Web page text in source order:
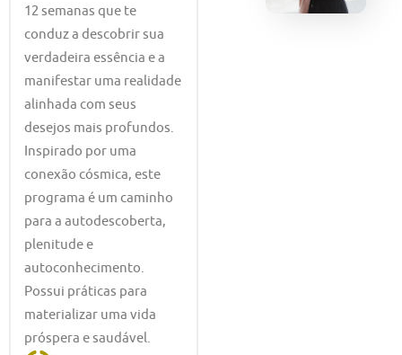
12 semanas que te
conduz a descobrir sua
verdadeira essência e a
manifestar uma realidade
alinhada com seus
desejos mais profundos.
Inspirado por uma
conexão cósmica, este
programa é um caminho
para a autodescoberta,
plenitude e
autoconhecimento.
Possui práticas para
materializar uma vida
próspera e saudável.